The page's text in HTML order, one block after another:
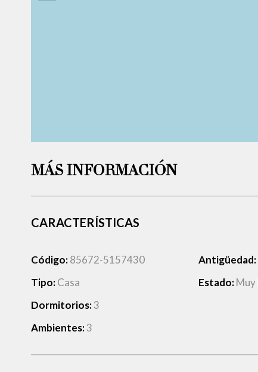
MÁS INFORMACIÓN
CARACTERÍSTICAS
Código:85672-5157430
Tipo:Casa
Dormitorios:3
Ambientes:3
Antigüedad:
Estado:Muy